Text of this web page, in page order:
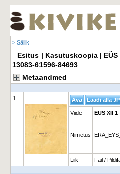
> Säilik
Esitus | Kasutuskoopia | EÜS
13083-61596-84693
Metaandmed
1
Viide EÜS XII 1
Nimetus
Liik Fail /